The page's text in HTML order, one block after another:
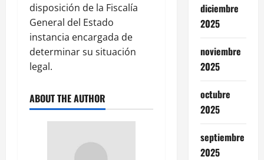
disposición de la Fiscalía
General del Estado
instancia encargada de
determinar su situación
legal.
ABOUT THE AUTHOR
diciembre
2025
noviembre
2025
octubre
2025
septiembre
2025